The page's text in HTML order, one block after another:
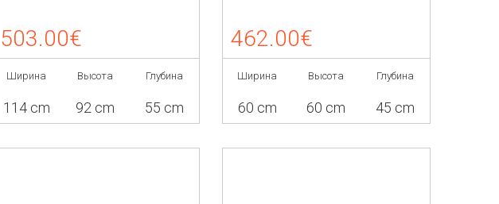
503.00€
Ширина
114 cm
Высота
92 cm
Глубина
55 cm
462.00€
Ширина
60 cm
Высота
60 cm
Глубина
45 cm